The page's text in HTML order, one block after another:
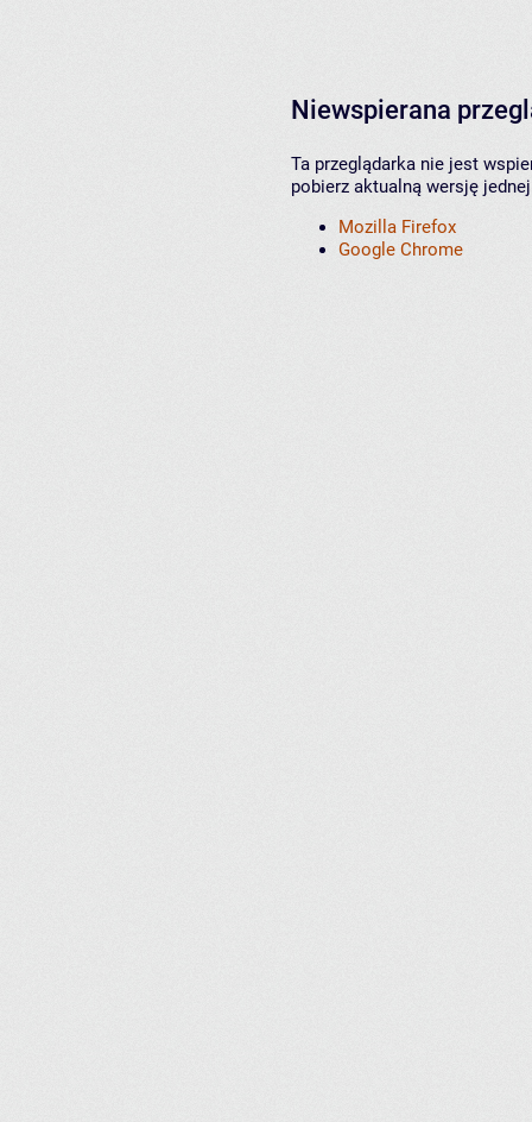
Niewspierana
Ta przeglądarka nie jest
pobierz aktualną wersję
Mozilla Firefox
Google Chrome